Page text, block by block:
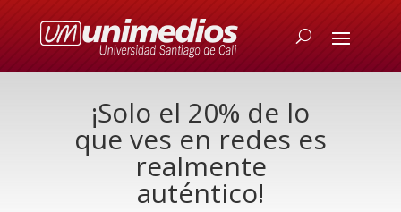
¡Solo el 20% de lo
que ves en redes es
realmente
auténtico!